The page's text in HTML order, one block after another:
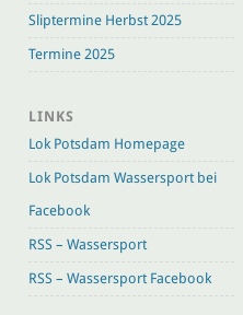
Sliptermine Herbst 2025
Termine 2025
LINKS
Lok Potsdam Homepage
Lok Potsdam Wassersport bei
Facebook
RSS – Wassersport
RSS – Wassersport Facebook